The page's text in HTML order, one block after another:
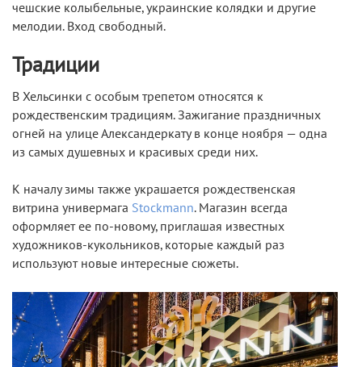
чешские колыбельные, украинские колядки и другие
мелодии. Вход свободный.
Традиции
В Хельсинки с особым трепетом относятся к
рождественским традициям. Зажигание праздничных
огней на улице Александеркату в конце ноября — одна
из самых душевных и красивых среди них.
К началу зимы также украшается рождественская
витрина универмага Stockmann. Магазин всегда
оформляет ее по-новому, приглашая известных
художников-кукольников, которые каждый раз
используют новые интересные сюжеты.